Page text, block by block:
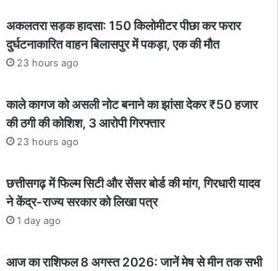
अकलतरा सड़क हादसा: 150 किलोमीटर पीछा कर फरार
दुर्घटनाकारित वाहन बिलासपुर में पकड़ा, एक की मौत
23 hours ago
काले कागज को असली नोट बनाने का झांसा देकर ₹50 हजार
की ठगी की कोशिश, 3 आरोपी गिरफ्तार
23 hours ago
छत्तीसगढ़ में फिल्म सिटी और सेंसर बोर्ड की मांग, गिरधारी यादव
ने केंद्र-राज्य सरकार को लिखा पत्र
1 day ago
आज का राशिफल 8 अगस्त 2026: जानें मेष से मीन तक सभी